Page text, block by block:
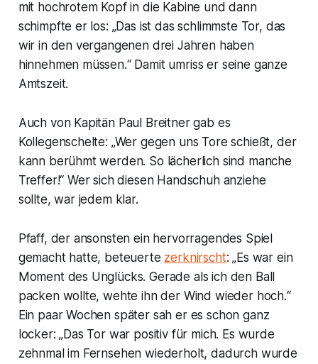
mit hochrotem Kopf in die Kabine und dann
schimpfte er los: „Das ist das schlimmste Tor, das
wir in den vergangenen drei Jahren haben
hinnehmen müssen.“ Damit umriss er seine ganze
Amtszeit.
Auch von Kapitän Paul Breitner gab es
Kollegenschelte: „Wer gegen uns Tore schießt, der
kann berühmt werden. So lächerlich sind manche
Treffer!“ Wer sich diesen Handschuh anziehe
sollte, war jedem klar.
Pfaff, der ansonsten ein hervorragendes Spiel
gemacht hatte, beteuerte zerknirscht: „Es war ein
Moment des Unglücks. Gerade als ich den Ball
packen wollte, wehte ihn der Wind wieder hoch.“
Ein paar Wochen später sah er es schon ganz
locker: „Das Tor war positiv für mich. Es wurde
zehnmal im Fernsehen wiederholt, dadurch wurde